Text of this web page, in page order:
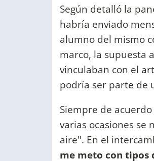
Según detalló la
habría enviado
alumno del mismo
marco, la supuesta
vinculaban con el
podría ser parte de
Siempre de
varias ocasiones se
aire". En el
me meto con tipos